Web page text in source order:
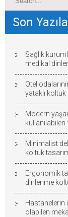
Son
Sağlık
medikal
Otel
yataklı
Modern
Minimalist
koltuk
Ergonomik
dinlenme
Hastanelerin
olabilen